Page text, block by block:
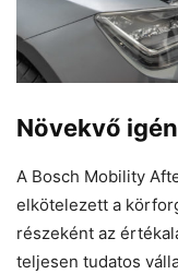
Növekvő
A Bosch Mobility
elkötelezett a
részeként az
teljesen tudatos